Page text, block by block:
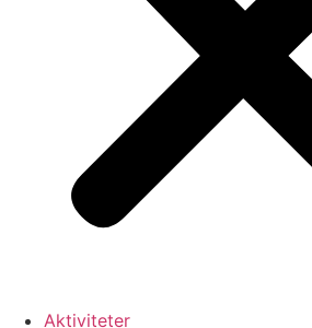
Aktiviteter